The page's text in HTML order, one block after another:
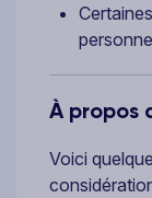
À propos
Voici